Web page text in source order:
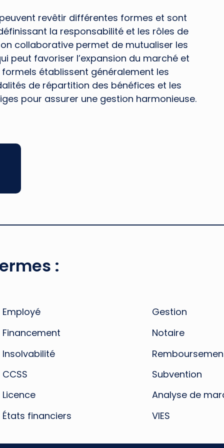
revêtir différentes formes et sont
la responsabilité et les rôles de
collaborative permet de mutualiser les
peut favoriser l’expansion du marché et
établissent généralement les
de répartition des bénéfices et les
pour assurer une gestion harmonieuse.
Financement
Licence
États financiers
CCSS
Insolvabilité
VIES
Analyse de
Subvention
Notaire
Gestion
Employé
: